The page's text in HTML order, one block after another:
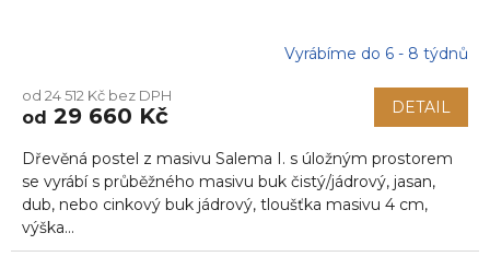
Vyrábíme do 6 - 8 týdnů
od 24 512 Kč bez DPH
od 29 660 Kč DETAIL
Dřevěná postel z masivu Salema I. s úložným prostorem
se vyrábí s průběžného masivu buk čistý/jádrový, jasan,
dub, nebo cinkový buk jádrový, tloušťka masivu 4 cm,
výška...